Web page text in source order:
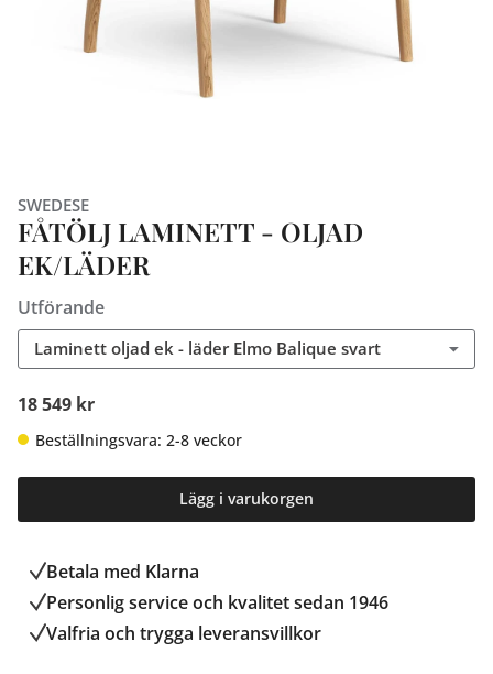
SWEDESE
FÅTÖLJ LAMINETT - OLJAD
EK/LÄDER
Utförande
Laminett oljad ek - läder Elmo Balique svart
18 549 kr
Beställningsvara: 2-8 veckor
Lägg i varukorgen
Betala med Klarna
Personlig service och kvalitet sedan 1946
Valfria och trygga leveransvillkor